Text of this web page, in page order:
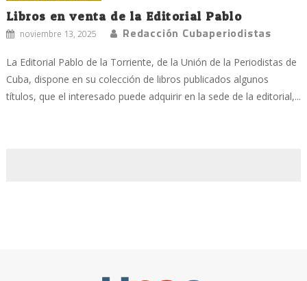
Libros en venta de la Editorial Pablo
noviembre 13, 2025 Redacción Cubaperiodistas
La Editorial Pablo de la Torriente, de la Unión de la Periodistas de
Cuba, dispone en su colección de libros publicados algunos
títulos, que el interesado puede adquirir en la sede de la editorial,...